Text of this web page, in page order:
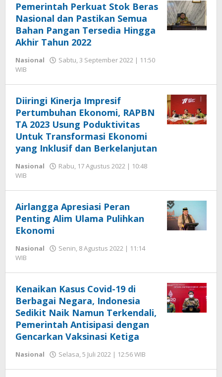
Pemerintah Perkuat Stok Beras
Nasional dan Pastikan Semua
Bahan Pangan Tersedia Hingga
Akhir Tahun 2022
Nasional
Sabtu, 3 September 2022 | 11:50
WIB
Seprihadi
Diiringi Kinerja Impresif
Pertumbuhan Ekonomi, RAPBN
TA 2023 Usung Poduktivitas
Untuk Transformasi Ekonomi
yang Inklusif dan Berkelanjutan
Nasional
Rabu, 17 Agustus 2022 | 10:48
WIB
Seprihadi
Airlangga Apresiasi Peran
Penting Alim Ulama Pulihkan
Ekonomi
Nasional
Senin, 8 Agustus 2022 | 11:14
WIB
Seprihadi
Kenaikan Kasus Covid-19 di
Berbagai Negara, Indonesia
Sedikit Naik Namun Terkendali,
Pemerintah Antisipasi dengan
Gencarkan Vaksinasi Ketiga
Nasional Selasa, 5 Juli 2022 | 12:56 WIB
Seprihadi